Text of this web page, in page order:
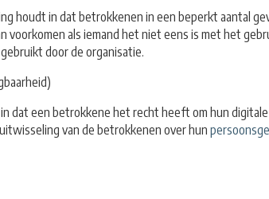
houdt in dat betrokkenen in een beperkt aantal
voorkomen als iemand het niet eens is met het
door de organisatie.
dat een betrokkene het recht heeft om hun digitale
van de betrokkenen over hun